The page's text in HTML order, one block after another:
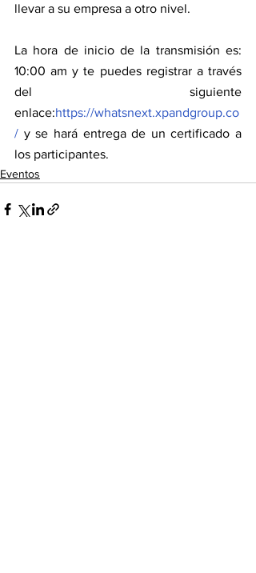
llevar a su empresa a otro nivel.
La hora de inicio de la transmisión es:
10:00 am y te puedes registrar a través
del siguiente
enlace:https://whatsnext.xpandgroup.co
/ y se hará entrega de un certificado a
los participantes.
Eventos